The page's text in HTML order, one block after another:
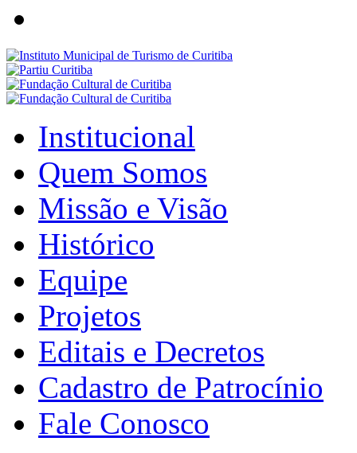
Institucional
Quem Somos
Missão e Visão
Histórico
Equipe
Projetos
Editais e Decretos
Cadastro de Patrocínio
Fale Conosco